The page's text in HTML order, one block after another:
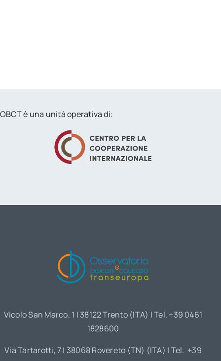
OBCT è una unità operativa di:
Vicolo San Marco, 1 | 38122 Trento (ITA) | Tel. +39 0461
1828600
Via Tartarotti, 7 | 38068 Rovereto (TN) (ITA) | Tel. +39